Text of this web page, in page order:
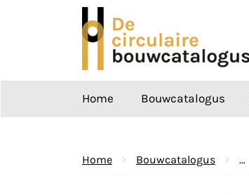
Home Bouwcatalogus
Home Bouwcatalogus ...